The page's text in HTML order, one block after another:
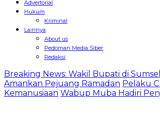
Advertorial
Hukum
Kriminal
Lainnya
About us
Pedoman Media Siber
Redaksi
Breaking News: Wakil Bupati di
Amankan Pejuang Ramadan Pelaku
Kemanusiaan Wabup Muba Hadiri